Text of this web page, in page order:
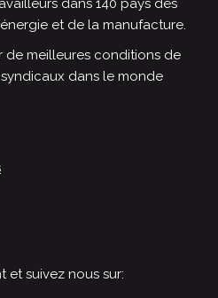
dans 140 pays des
et de la manufacture.
de meilleures conditions de
dans le monde
et suivez nous sur: